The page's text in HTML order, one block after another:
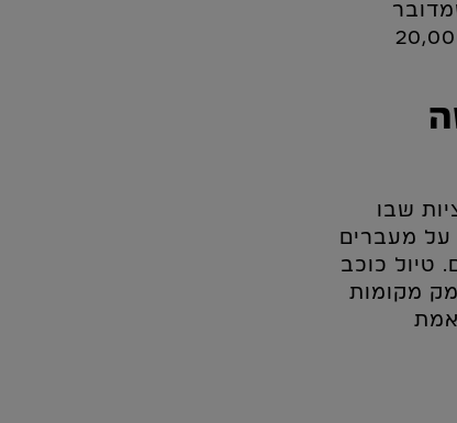
של חמישה ימים, העלות לזוג תעמוד על בין 10,000 ל-20,000
שבו
על מעברים
טיול כוכב
מקומות